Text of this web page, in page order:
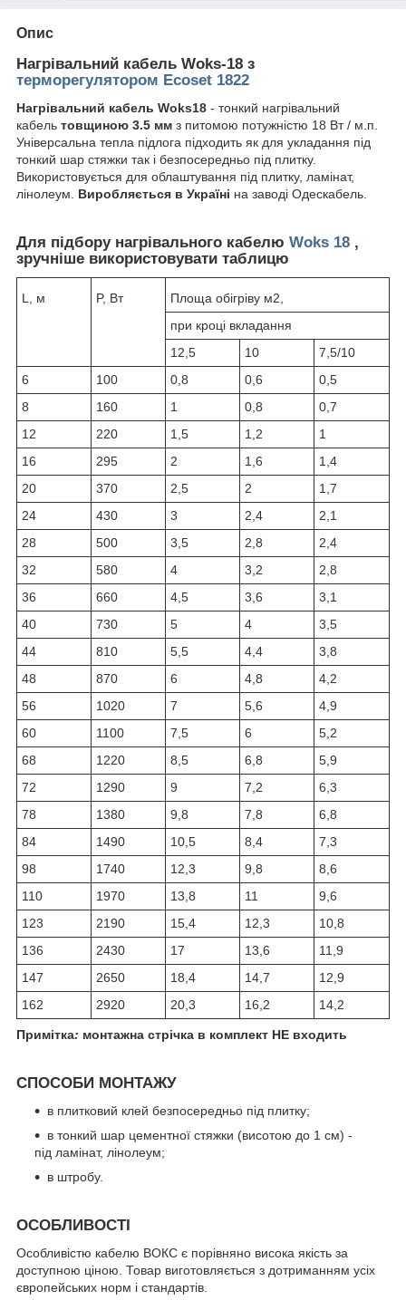
Опис
Нагрівальний кабель Woks-18 з
терморегулятором Ecoset 1822
Нагрівальний кабель Woks18 - тонкий нагрівальний
кабель товщиною 3.5 мм з питомою потужністю 18 Вт / м.п.
Універсальна тепла підлога підходить як для укладання під
тонкий шар стяжки так і безпосередньо під плитку.
Використовується для облаштування під плитку, ламінат,
лінолеум. Виробляється в Україні на заводі Одескабель.
Для підбору нагрівального кабелю Woks 18 ,
зручніше використовувати таблицю
L, м P, Вт
Площа обігріву м2,
при кроці вкладання
12,5
10
7,5/10
6
100 0,8 0,6
0,5
8
160 1 0,8
0,7
12
220 1,5 1,2
1
16
295 2 1,6
1,4
20
370 2,5 2
1,7
24
430 3 2,4
2,1
28
500 3,5 2,8
2,4
32
580 4 3,2
2,8
36
660 4,5 3,6
3,1
40
730 5 4
3,5
44
810 5,5 4,4
3,8
48
870 6 4,8
4,2
56
1020 7 5,6
4,9
60
1100 7,5 6
5,2
68
1220 8,5 6,8
5,9
72
1290 9 7,2
6,3
78
1380 9,8 7,8
6,8
84
1490 10,5 8,4
7,3
98
1740 12,3 9,8
8,6
110
1970 13,8 11
9,6
123
2190 15,4 12,3
10,8
136
2430 17 13,6
11,9
147
2650 18,4 14,7
12,9
162
2920 20,3 16,2 14,2
Примітка: монтажна стрічка в комплект НЕ входить
СПОСОБИ МОНТАЖУ
в плитковий клей безпосередньо під плитку;
в тонкий шар цементної стяжки (висотою до 1 см) -
під ламінат, лінолеум;
в штробу.
ОСОБЛИВОСТІ
Особливістю кабелю ВОКС є порівняно висока якість за
доступною ціною. Товар виготовляється з дотриманням усіх
європейських норм і стандартів.